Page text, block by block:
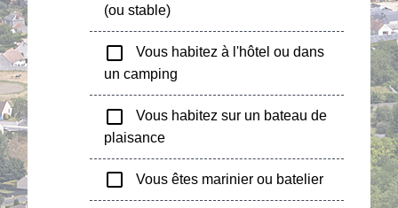
(ou stable)
check_box_outline_blank
Vous habitez à l'hôtel ou dans
un camping
check_box_outline_blank
Vous habitez sur un bateau de
plaisance
check_box_outline_blank Vous êtes marinier ou batelier